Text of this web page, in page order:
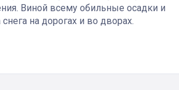
Виной всему обильные осадки и
снега на дорогах и во дворах.